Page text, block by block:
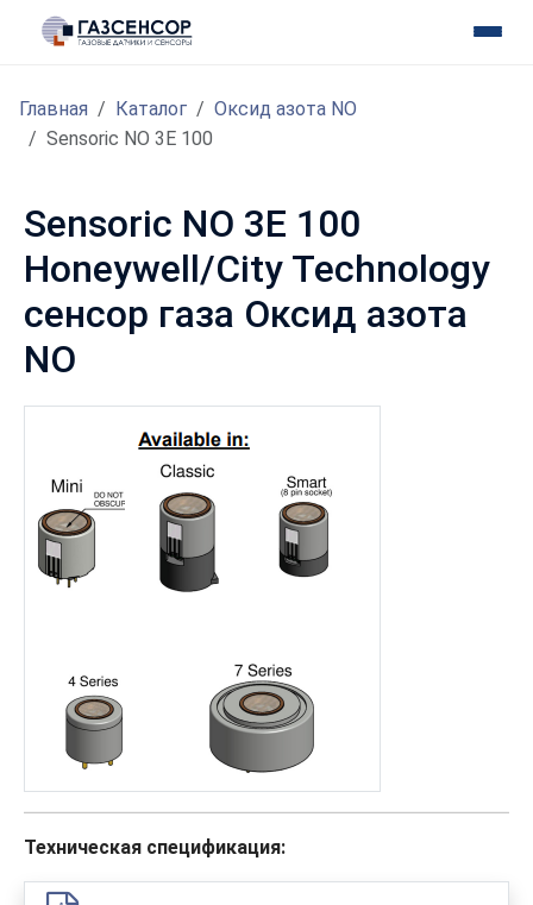
Главная Каталог
Оксид азота NO
Sensoric NO 3E 100
Sensoric NO 3E 100
Honeywell/City Technology
сенсор газа Оксид азота
NO
Техническая спецификация: